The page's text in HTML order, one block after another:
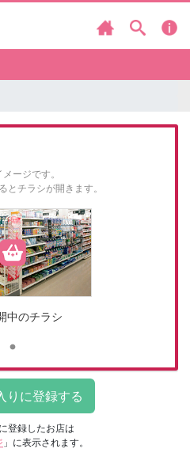
ージです。
とチラシが開きます。
中のチラシ
登録したお店は
」に表示されます。